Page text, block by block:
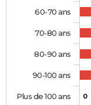
0
60-70 ans
70-80 ans
80-90 ans
90-100 ans
Plus de 100 ans